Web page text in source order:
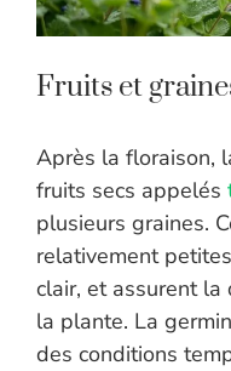
Fruits et
Après la floraison,
fruits secs appelés
plusieurs graines.
relativement
clair, et assurent
la plante. La
des conditions